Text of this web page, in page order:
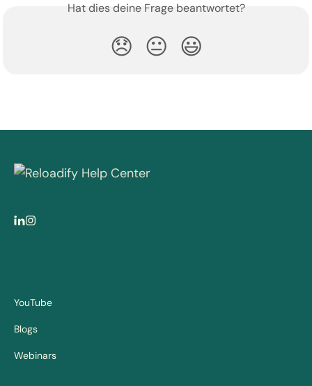
Hat dies deine Frage beantwortet?
😞 😐 😃
YouTube
Blogs
Webinars